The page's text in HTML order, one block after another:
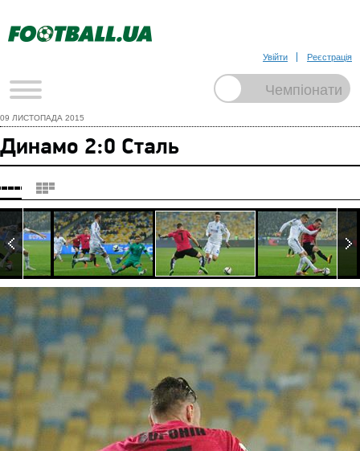
Увійти Реєстрація
09 ЛИСТОПАДА 2015
Динамо 2:0 Сталь